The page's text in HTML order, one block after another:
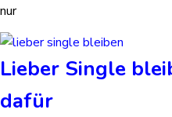
nur
Lieber Single
dafür